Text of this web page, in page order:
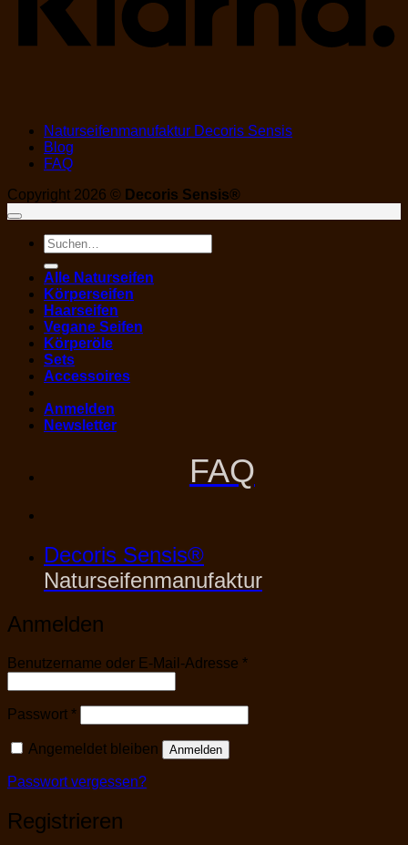
Naturseifenmanufaktur Decoris Sensis
Blog
FAQ
Copyright 2026 © Decoris Sensis®
Suchen
nach:
Alle Naturseifen
Körperseifen
Haarseifen
Vegane Seifen
Körperöle
Sets
Accessoires
Anmelden
Newsletter
FAQ
Decoris Sensis®
Naturseifenmanufaktur
Anmelden
Benutzername oder E-Mail-Adresse *Erforderlich
Passwort *Erforderlich
Angemeldet bleiben Anmelden
Passwort vergessen?
Registrieren